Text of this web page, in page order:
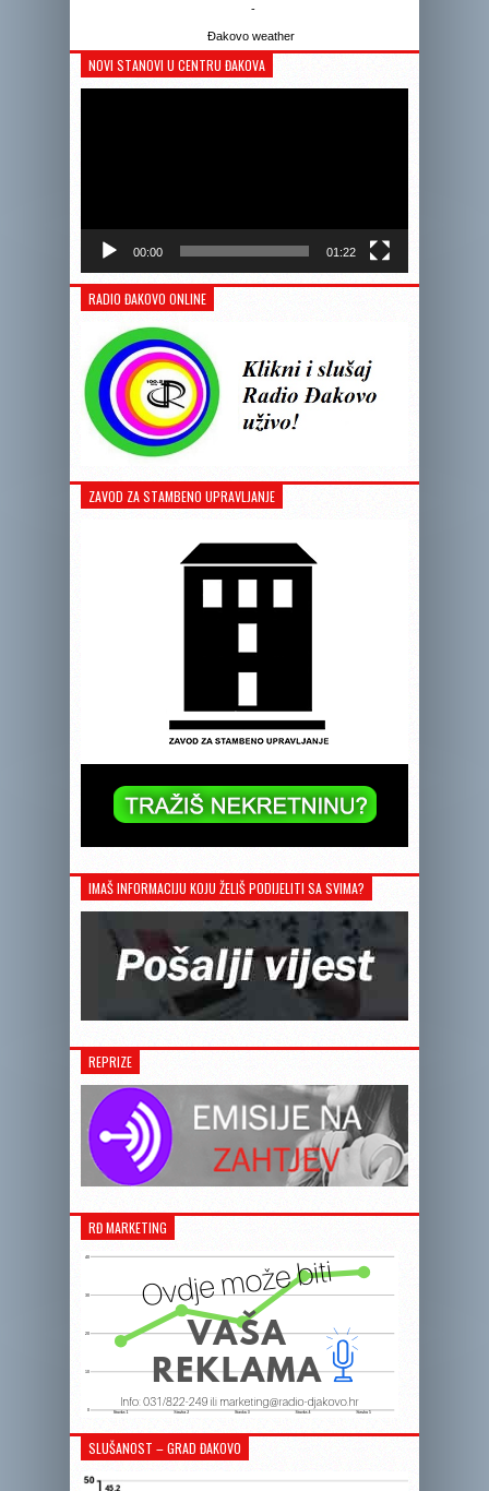
-
Đakovo weather
NOVI STANOVI U CENTRU ĐAKOVA
00:00 01:22
RADIO ĐAKOVO ONLINE
ZAVOD ZA STAMBENO UPRAVLJANJE
IMAŠ INFORMACIJU KOJU ŽELIŠ PODIJELITI SA SVIMA?
REPRIZE
RĐ MARKETING
SLUŠANOST – GRAD ĐAKOVO